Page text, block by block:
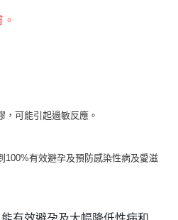
。
，可能引起過敏反應。
100%有效避孕及預防感染性病及愛滋